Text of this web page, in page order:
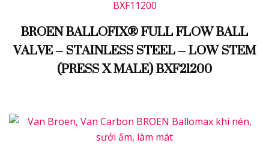
BROEN BALLOFIX® FULL FLOW BALL
VALVE – STAINLESS STEEL – LOW STEM
(PRESS X MALE) BXF21200